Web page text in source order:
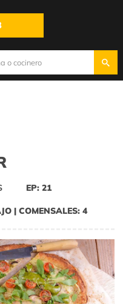
EP: 21
| COMENSALES: 4